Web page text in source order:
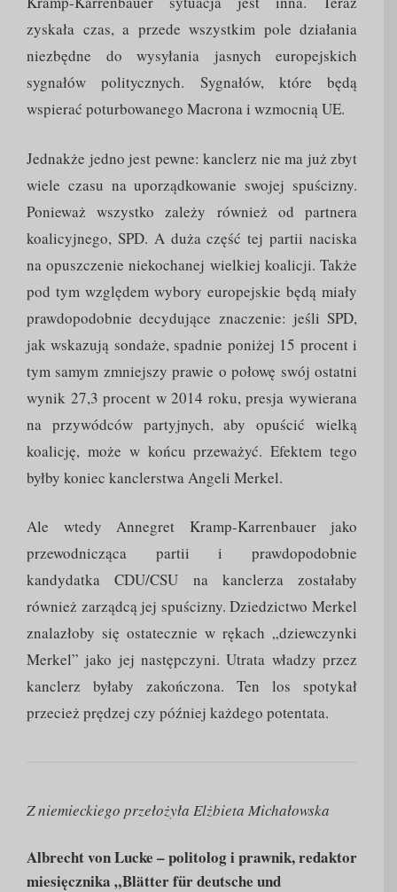
zyskała czas, a przede wszystkim pole działania
niezbędne do wysyłania jasnych europejskich
sygnałów politycznych. Sygnałów, które będą
wspierać poturbowanego Macrona i wzmocnią UE.
Jednakże jedno jest pewne: kanclerz nie ma już zbyt
wiele czasu na uporządkowanie swojej spuścizny.
Ponieważ wszystko zależy również od partnera
koalicyjnego, SPD. A duża część tej partii naciska
na opuszczenie niekochanej wielkiej koalicji. Także
pod tym względem wybory europejskie będą miały
prawdopodobnie decydujące znaczenie: jeśli SPD,
jak wskazują sondaże, spadnie poniżej 15 procent i
tym samym zmniejszy prawie o połowę swój ostatni
wynik 27,3 procent w 2014 roku, presja wywierana
na przywódców partyjnych, aby opuścić wielką
koalicję, może w końcu przeważyć. Efektem tego
byłby koniec kanclerstwa Angeli Merkel.
Ale wtedy Annegret Kramp-Karrenbauer jako
przewodnicząca partii i prawdopodobnie
kandydatka CDU/CSU na kanclerza zostałaby
również zarządcą jej spuścizny. Dziedzictwo Merkel
znalazłoby się ostatecznie w rękach „dziewczynki
Merkel” jako jej następczyni. Utrata władzy przez
kanclerz byłaby zakończona. Ten los spotykał
przecież prędzej czy później każdego potentata.
Z niemieckiego przełożyła Elżbieta Michałowska
Albrecht von Lucke – politolog i prawnik, redaktor
miesięcznika „Blätter für deutsche und